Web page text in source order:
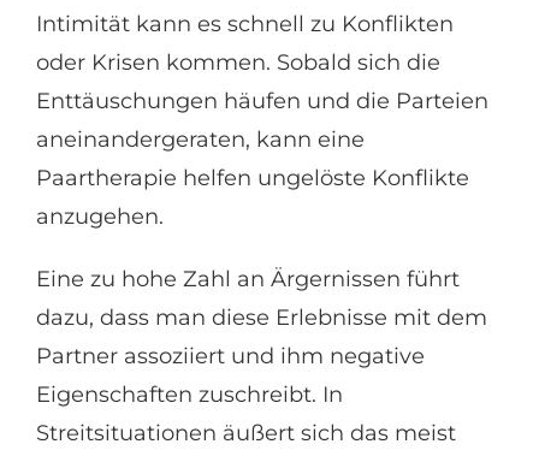
Intimität kann es schnell zu Konflikten
oder Krisen kommen. Sobald sich die
Enttäuschungen häufen und die Parteien
aneinandergeraten, kann eine
Paartherapie helfen ungelöste Konflikte
anzugehen.
Eine zu hohe Zahl an Ärgernissen führt
dazu, dass man diese Erlebnisse mit dem
Partner assoziiert und ihm negative
Eigenschaften zuschreibt. In
Streitsituationen äußert sich das meist